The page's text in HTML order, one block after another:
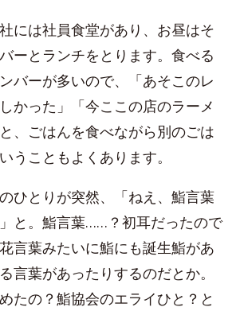
には社員食堂があり、お昼はそ
ーとランチをとります。食べる
バーが多いので、「あそこのレ
かった」「今ここの店のラーメ
、ごはんを食べながら別のごは
うこともよくあります。
ひとりが突然、「ねえ、鮨言葉
と。鮨言葉……？初耳だったので
言葉みたいに鮨にも誕生鮨があ
言葉があったりするのだとか。
たの？鮨協会のエライひと？と